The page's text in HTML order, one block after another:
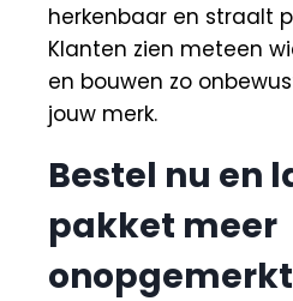
herkenbaar en straalt
Klanten zien meteen
en bouwen zo
jouw merk.
Bestel nu en
pakket meer
onopgemerkt